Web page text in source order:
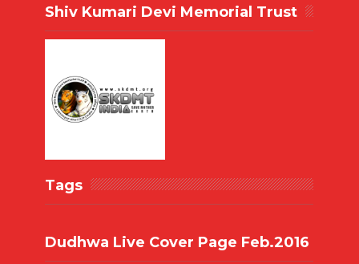
Shiv Kumari Devi Memorial Trust
Tags
Dudhwa Live Cover Page Feb.2016